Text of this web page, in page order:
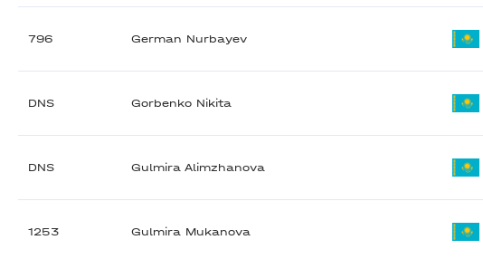
796 German Nurbayev
DNS Gorbenko Nikita
DNS Gulmira Alimzhanova
1253 Gulmira Mukanova